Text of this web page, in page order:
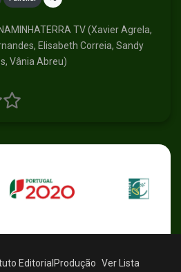
TV (Xavier Agrela,
Elisabeth Correia, Sandy
Vânia Abreu)
Editorial Produção Ver Lista